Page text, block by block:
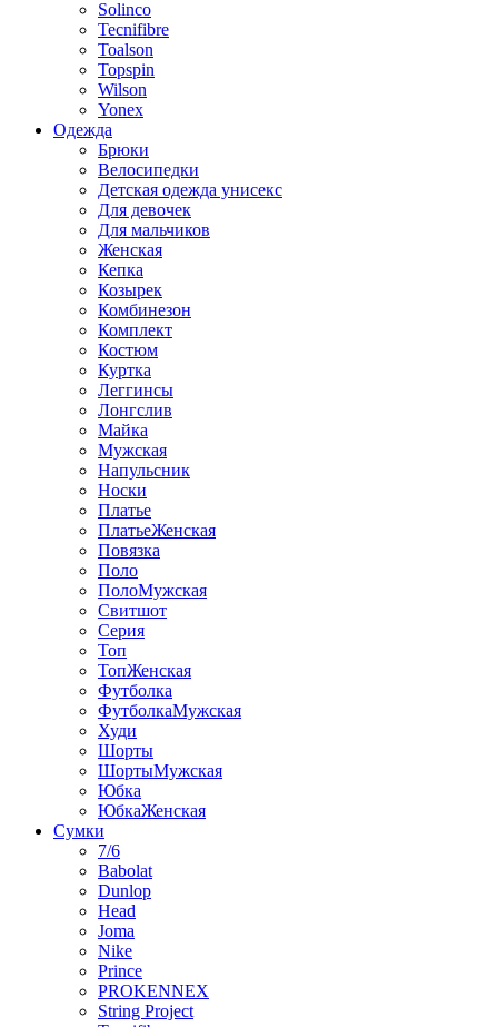
Solinco
Tecnifibre
Toalson
Topspin
Wilson
Yonex
Одежда
Брюки
Велосипедки
Детская одежда унисекс
Для девочек
Для мальчиков
Женская
Кепка
Козырек
Комбинезон
Комплект
Костюм
Куртка
Леггинсы
Лонгслив
Майка
Мужская
Напульсник
Носки
Платье
ПлатьеЖенская
Повязка
Поло
ПолоМужская
Свитшот
Серия
Топ
ТопЖенская
Футболка
ФутболкаМужская
Худи
Шорты
ШортыМужская
Юбка
ЮбкаЖенская
Сумки
7/6
Babolat
Dunlop
Head
Joma
Nike
Prince
PROKENNEX
String Project